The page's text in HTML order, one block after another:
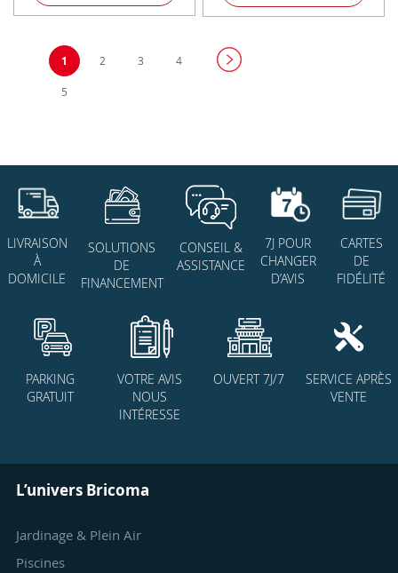
Vous
lisez
1 Page
2 Page
3 Page
4
Page
5
LIVRAISON
À
DOMICILE
SOLUTIONS
DE
FINANCEMENT
CONSEIL &
ASSISTANCE
7J POUR
CHANGER
D’AVIS
CARTES
DE
FIDÉLITÉ
PARKING
GRATUIT
VOTRE AVIS
NOUS
INTÉRESSE
OUVERT 7J/7
SERVICE APRÈS
VENTE
L’univers Bricoma
Jardinage & Plein Air
Piscines